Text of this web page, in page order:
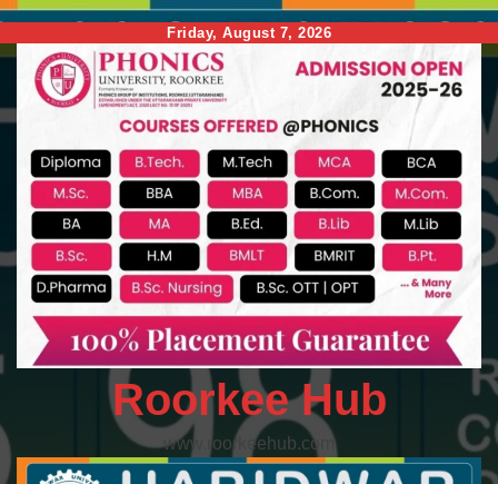
to
content
Friday, August 7, 2026
Roorkee Hub
www.roorkeehub.com